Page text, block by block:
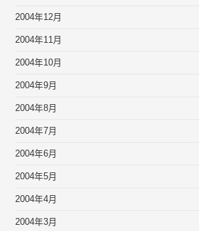
2004年12月
2004年11月
2004年10月
2004年9月
2004年8月
2004年7月
2004年6月
2004年5月
2004年4月
2004年3月